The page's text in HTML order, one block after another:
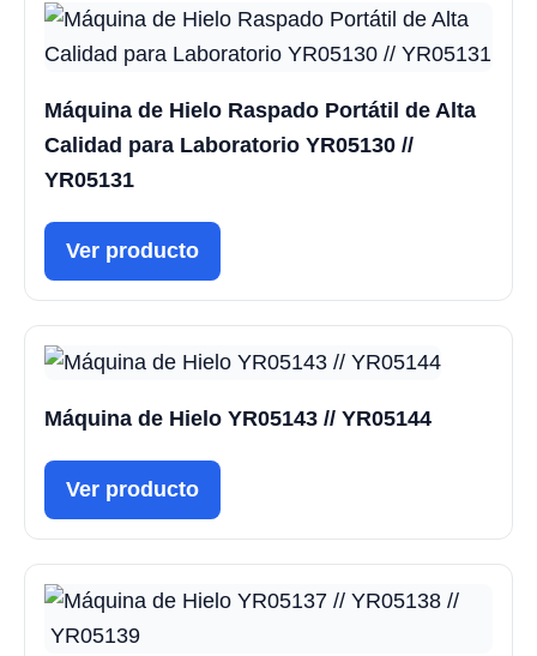
Máquina de Hielo Raspado Portátil de Alta
Calidad para Laboratorio YR05130 //
YR05131
Ver producto
Máquina de Hielo YR05143 // YR05144
Ver producto